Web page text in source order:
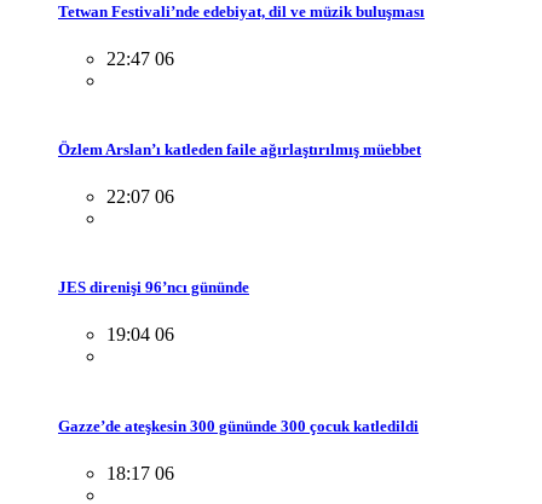
Tetwan Festivali’nde edebiyat, dil ve müzik buluşması
22:47 06
Özlem Arslan’ı katleden faile ağırlaştırılmış müebbet
22:07 06
JES direnişi 96’ncı gününde
19:04 06
Gazze’de ateşkesin 300 gününde 300 çocuk katledildi
18:17 06